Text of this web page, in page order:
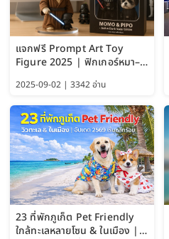
แจกฟรี Prompt Art Toy
Figure 2025 | ฟิกเกอร์หมา–
ChatGPT และ Gemini
2025-09-02 | 3342 อ่าน
23 ที่พักภูเก็ต Pet Friendly
ใกล้ทะเลหลายโซน & ในเมือง |